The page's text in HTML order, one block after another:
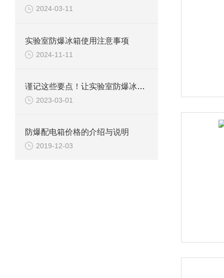
2024-03-11
实验室防爆冰箱使用注意事项
2024-11-11
谨记这些要点！让实验室防爆冰箱无失误
2023-03-01
防爆配电箱价格的介绍与说明
2019-12-03